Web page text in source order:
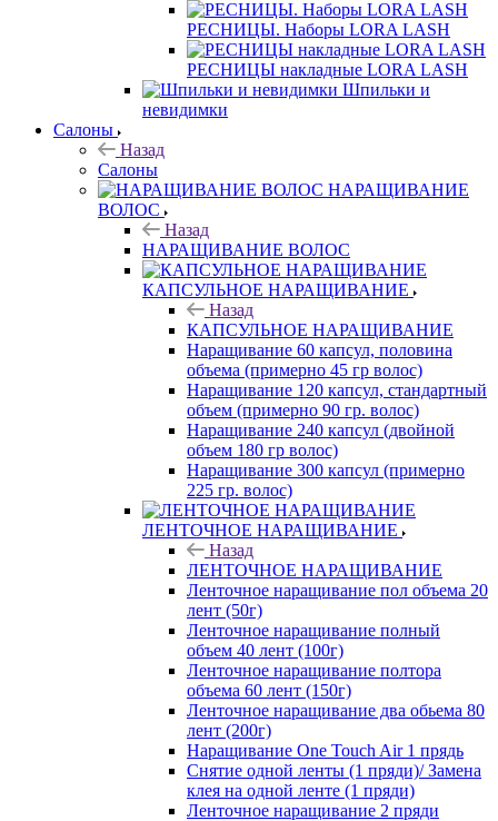
РЕСНИЦЫ. Наборы LORA LASH
РЕСНИЦЫ накладные LORA LASH
Шпильки и
невидимки
Салоны
Назад
Салоны
НАРАЩИВАНИЕ
ВОЛОС
Назад
НАРАЩИВАНИЕ ВОЛОС
КАПСУЛЬНОЕ НАРАЩИВАНИЕ
Назад
КАПСУЛЬНОЕ НАРАЩИВАНИЕ
Наращивание 60 капсул, половина
объема (примерно 45 гр волос)
Наращивание 120 капсул, стандартный
объем (примерно 90 гр. волос)
Наращивание 240 капсул (двойной
объем 180 гр волос)
Наращивание 300 капсул (примерно
225 гр. волос)
ЛЕНТОЧНОЕ НАРАЩИВАНИЕ
Назад
ЛЕНТОЧНОЕ НАРАЩИВАНИЕ
Ленточное наращивание пол объема 20
лент (50г)
Ленточное наращивание полный
объем 40 лент (100г)
Ленточное наращивание полтора
объема 60 лент (150г)
Ленточное наращивание два обьема 80
лент (200г)
Наращивание One Touch Air 1 прядь
Снятие одной ленты (1 пряди)/ Замена
клея на одной ленте (1 пряди)
Ленточное наращивание 2 пряди